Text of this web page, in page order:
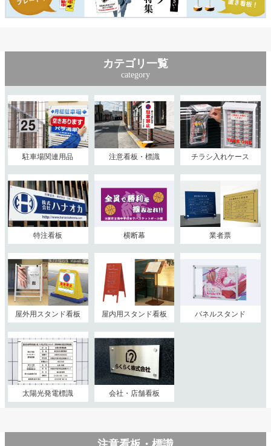
カテゴリ一覧
category
駐車場関連用品 注意看板・標識 チラシ入れケース
特注看板 横断幕 業者票
屋外用スタンド看板 屋内用スタンド看板 パネルスタンド
太陽光発電標識 会社・店舗看板